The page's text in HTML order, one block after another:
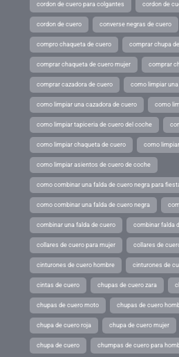
cordon de cuero para colgantes cordon de
cordon de cuero converse negras de cuero
compro chaqueta de cuero comprar chupa
comprar chaqueta de cuero mujer comprar
comprar cazadora de cuero como limpiar
como limpiar una cazadora de cuero como
como limpiar tapiceria de cuero del coche
como limpiar chaqueta de cuero como
como limpiar asientos de cuero de coche
como combinar una falda de cuero negra para
como combinar una falda de cuero negra
combinar una falda de cuero combinar falda
collares de cuero para mujer collares de
cinturones de cuero hombre cinturones de
cintas de cuero chupas de cuero zara
chupas de cuero moto chupas de cuero
chupa de cuero roja chupa de cuero mujer
chupa de cuero chumpas de cuero para